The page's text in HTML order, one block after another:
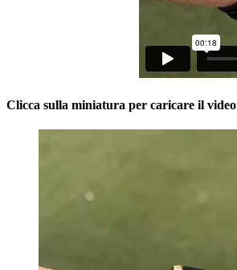
Clicca sulla miniatura per caricare il video